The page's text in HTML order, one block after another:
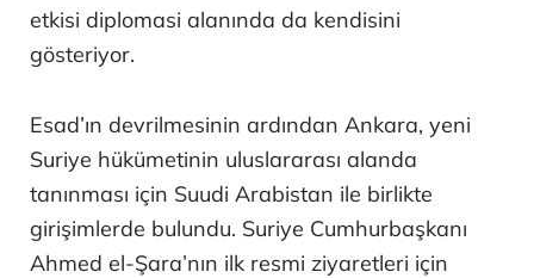
etkisi diplomasi alanında da kendisini
gösteriyor.
Esad’ın devrilmesinin ardından Ankara, yeni
Suriye hükümetinin uluslararası alanda
tanınması için Suudi Arabistan ile birlikte
girişimlerde bulundu. Suriye Cumhurbaşkanı
Ahmed el-Şara’nın ilk resmi ziyaretleri için